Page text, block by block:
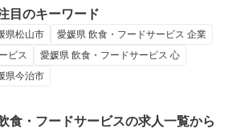
目のキーワード
県松山市
愛媛県 飲食・フードサービス 企業
ビス
愛媛県 飲食・フードサービス 心
県今治市
食・フードサービスの求人一覧から